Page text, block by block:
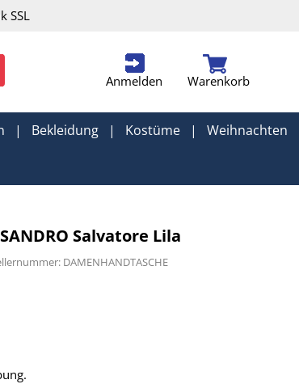
SSL
Anmelden Warenkorb
| Bekleidung | Kostüme | Weihnachten
Salvatore Lila
DAMENHANDTASCHE